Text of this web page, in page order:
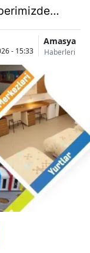
- 15:33
Amasya
Haberleri